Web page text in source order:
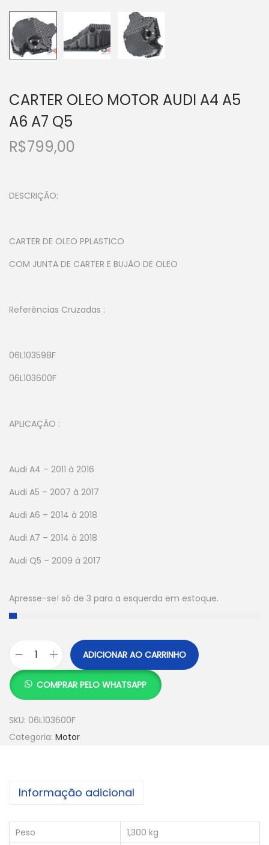
CARTER OLEO MOTOR AUDI A4 A5
A6 A7 Q5
R$799,00
DESCRIÇÃO:
CARTER DE OLEO PPLASTICO
COM JUNTA DE CARTER E BUJÃO DE OLEO
Referências Cruzadas :
06L103598F
06L103600F
APLICAÇÃO :
Audi A4 – 2011 à 2016
Audi A5 – 2007 à 2017
Audi A6 – 2014 à 2018
Audi A7 – 2014 à 2018
Audi Q5 – 2009 à 2017
Apresse-se! só de 3 para a esquerda em estoque.
ADICIONAR AO CARRINHO
COMPRAR PELO WHATSAPP
SKU: 06L103600F
Categoria: Motor
Informação adicional
Peso
1,300 kg